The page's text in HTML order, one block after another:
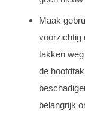
Maak
voorzichtig
takken
de
belangrijk